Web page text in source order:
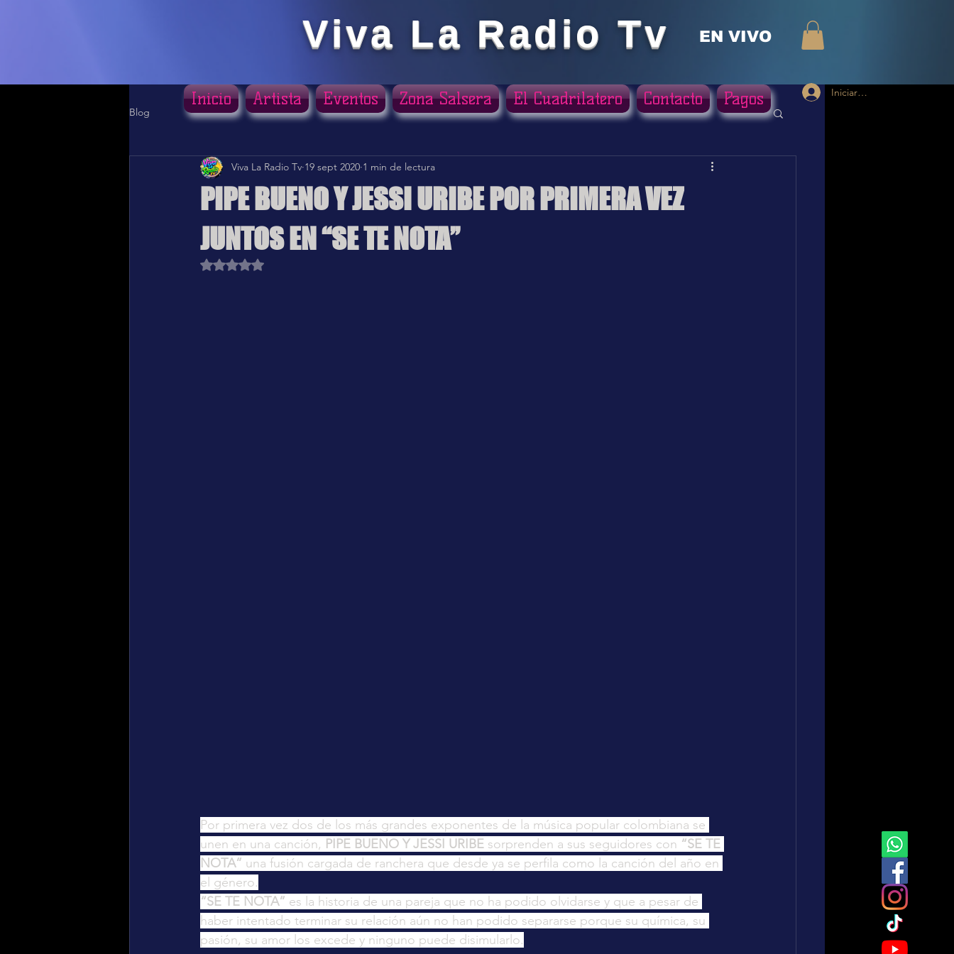
Viva La Radio Tv EN VIVO
Iniciar sesión
Blog
PIPE BUENO Y JESSI URIBE POR PRIMERA VEZ
JUNTOS EN “SE TE NOTA”
Viva La Radio Tv 19 sept 2020 1 min de lectura
Obtuvo NaN de 5 estrellas.
Por primera vez dos de los más grandes exponentes de la música popular colombiana se
unen en una canción, PIPE BUENO Y JESSI URIBE sorprenden a sus seguidores con “SE TE
NOTA” una fusión cargada de ranchera que desde ya se perfila como la canción del año en
el género.
“SE TE NOTA” es la historia de una pareja que no ha podido olvidarse y que a pesar de
haber intentado terminar su relación aún no han podido separarse porque su química, su
pasión, su amor los excede y ninguno puede disimularlo.
Inicio Artista Eventos Zona Salsera El Cuadrilatero Contacto Pagos